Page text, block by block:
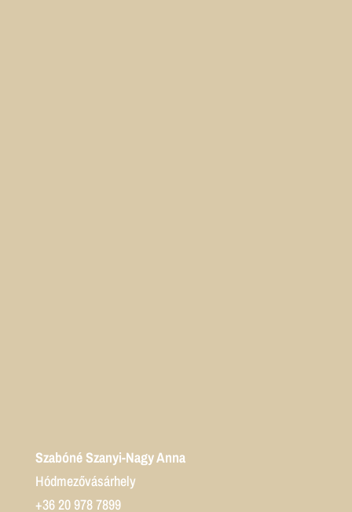
Szabóné Szanyi-Nagy Anna
Hódmezővásárhely
+36 20 978 7899